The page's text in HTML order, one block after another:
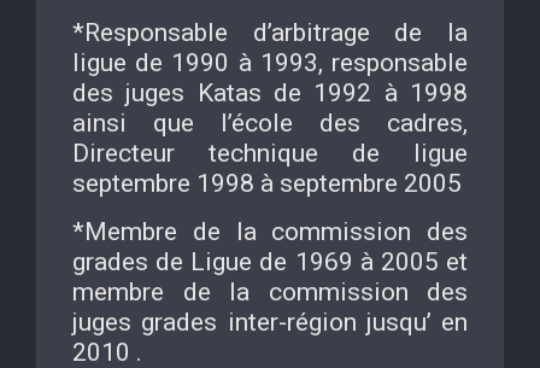
*Responsable d’arbitrage de la
ligue de 1990 à 1993, responsable
des juges Katas de 1992 à 1998
ainsi que l’école des cadres,
Directeur technique de ligue
septembre 1998 à septembre 2005
*Membre de la commission des
grades de Ligue de 1969 à 2005 et
membre de la commission des
juges grades inter-région jusqu’ en
2010 .